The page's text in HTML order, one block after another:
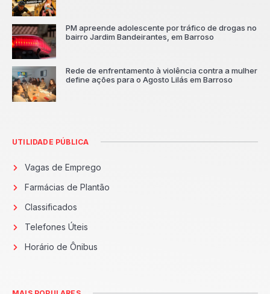
PM apreende adolescente por tráfico de drogas no
bairro Jardim Bandeirantes, em Barroso
Rede de enfrentamento à violência contra a mulher
define ações para o Agosto Lilás em Barroso
UTILIDADE PÚBLICA
Vagas de Emprego
Farmácias de Plantão
Classificados
Telefones Úteis
Horário de Ônibus